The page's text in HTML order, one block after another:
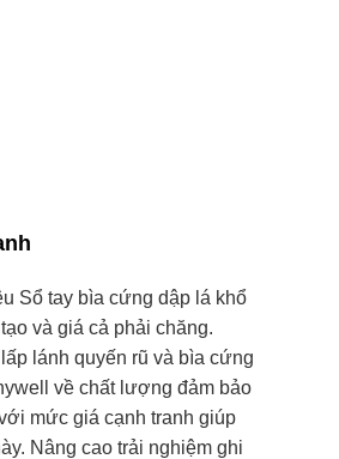
Sổ tay bìa cứng dập lá khổ
và giá cả phải chăng.
lánh quyến rũ và bìa cứng
về chất lượng đảm bảo
mức giá cạnh tranh giúp
Nâng cao trải nghiệm ghi